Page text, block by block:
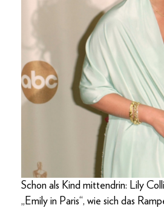
Schon als Kind mittendrin: Lily
„Emily in Paris“, wie sich das